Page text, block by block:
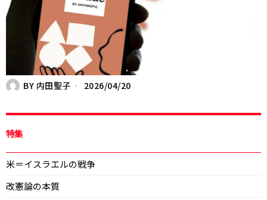
BY 内田聖子 2026/04/20
特集
米＝イスラエルの戦争
改憲論の本質